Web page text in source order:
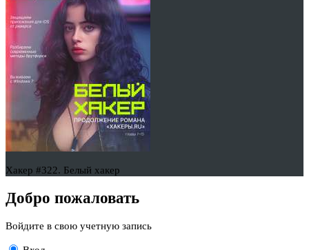
Хакер #322. Белый хакер
Добро пожаловать
Войдите в свою учетную запись